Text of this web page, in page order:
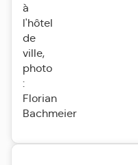
à
l'hôtel
de
ville,
photo
:
Florian
Bachmeier